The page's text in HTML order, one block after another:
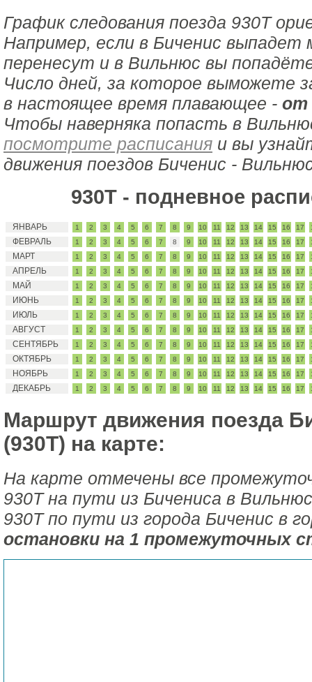
График следования поезда 930Т
Например, если в Биченис выпадет
перенесут и в Вильнюс вы
Число дней, за которое выможете
в настоящее время плавающее - от
Чтобы наверняка попасть в
посмотрите расписания и вы
движения поездов Биченис -
930Т - подневное
ЯНВАРЬ 1 2 3 4 5 6 7 8 9 10 11 12 13 14 15 16 17
ФЕВРАЛЬ 1 2 3 4 5 6 7 8 9 10 11 12 13 14 15 16 17
МАРТ 1 2 3 4 5 6 7 8 9 10 11 12 13 14 15 16 17
АПРЕЛЬ 1 2 3 4 5 6 7 8 9 10 11 12 13 14 15 16 17
МАЙ 1 2 3 4 5 6 7 8 9 10 11 12 13 14 15 16 17
ИЮНЬ 1 2 3 4 5 6 7 8 9 10 11 12 13 14 15 16 17
ИЮЛЬ 1 2 3 4 5 6 7 8 9 10 11 12 13 14 15 16 17
АВГУСТ 1 2 3 4 5 6 7 8 9 10 11 12 13 14 15 16 17
СЕНТЯБРЬ 1 2 3 4 5 6 7 8 9 10 11 12 13 14 15 16 17
ОКТЯБРЬ 1 2 3 4 5 6 7 8 9 10 11 12 13 14 15 16 17
НОЯБРЬ 1 2 3 4 5 6 7 8 9 10 11 12 13 14 15 16 17
ДЕКАБРЬ 1 2 3 4 5 6 7 8 9 10 11 12 13 14 15 16 17
Маршрут движения поезда
(930Т) на карте:
На карте отмечены все
930Т на пути из Бичениса в
930Т по пути из города Биченис в
остановки на 1 промежуточных